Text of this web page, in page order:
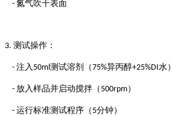
- 氮气吹干表面
3. 测试操作：
- 注入 50ml 测试溶剂（75%异丙醇+25%DI水）
- 放入样品并启动搅拌（ 500rpm）
- 运行标准测试程序（ 5分钟）